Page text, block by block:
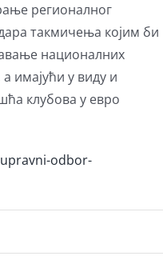
регионалног
такмичења којим би
националних
имајући у виду и
клубова у евро
odbor-